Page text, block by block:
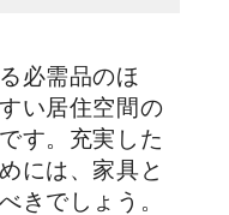
必需品のほ
い居住空間の
す。充実した
には、家具と
きでしょう。